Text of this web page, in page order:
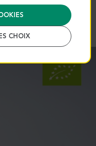
CHOIX